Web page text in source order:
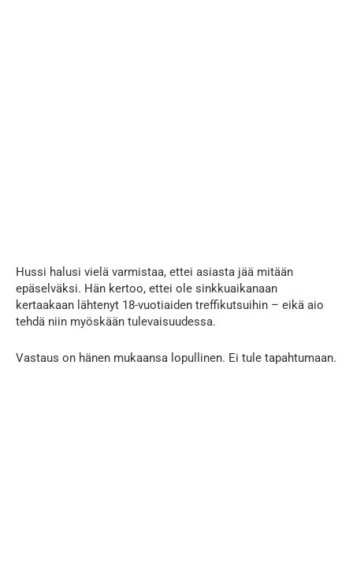
Hussi halusi vielä varmistaa, ettei asiasta jää mitään
epäselväksi. Hän kertoo, ettei ole sinkkuaikanaan
kertaakaan lähtenyt 18-vuotiaiden treffikutsuihin – eikä aio
tehdä niin myöskään tulevaisuudessa.
Vastaus on hänen mukaansa lopullinen. Ei tule tapahtumaan.